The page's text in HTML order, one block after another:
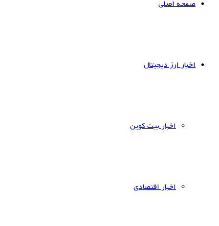
صفحه اصلی
اخبار ارز دیجیتال
اخبار بیت کوین
اخبار اقتصادی